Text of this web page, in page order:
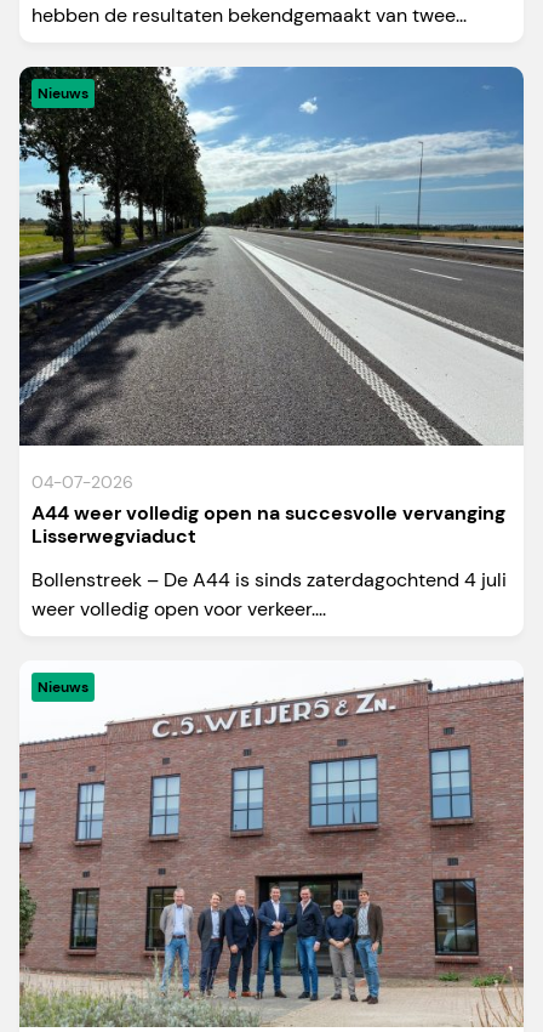
hebben de resultaten bekendgemaakt van twee...
Nieuws
04-07-2026
A44 weer volledig open na succesvolle vervanging
Lisserwegviaduct
Bollenstreek – De A44 is sinds zaterdagochtend 4 juli
weer volledig open voor verkeer....
Nieuws